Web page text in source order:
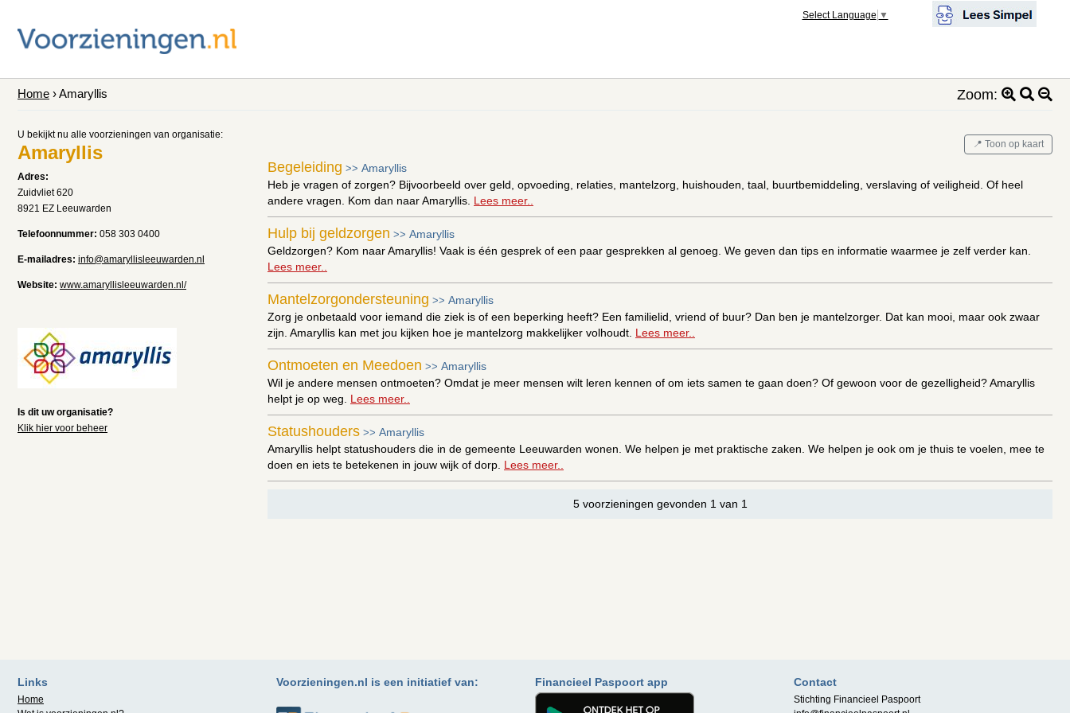
Select Language ▼
Home › Amaryllis Zoom:
U bekijkt nu alle voorzieningen van organisatie:
Amaryllis
Adres:
Zuidvliet 620
8921 EZ Leeuwarden
Telefoonnummer: 058 303 0400
E-mailadres: info@amaryllisleeuwarden.nl
Website: www.amaryllisleeuwarden.nl/
Is dit uw organisatie?
Klik hier voor beheer
📍 Toon op kaart
Begeleiding >> Amaryllis
Heb je vragen of zorgen? Bijvoorbeeld over geld, opvoeding, relaties, mantelzorg, huishouden, taal, buurtbemiddeling, verslaving of veiligheid. Of heel
andere vragen. Kom dan naar Amaryllis. Lees meer..
Hulp bij geldzorgen >> Amaryllis
Geldzorgen? Kom naar Amaryllis! Vaak is één gesprek of een paar gesprekken al genoeg. We geven dan tips en informatie waarmee je zelf verder kan.
Lees meer..
Mantelzorgondersteuning >> Amaryllis
Zorg je onbetaald voor iemand die ziek is of een beperking heeft? Een familielid, vriend of buur? Dan ben je mantelzorger. Dat kan mooi, maar ook zwaar
zijn. Amaryllis kan met jou kijken hoe je mantelzorg makkelijker volhoudt. Lees meer..
Ontmoeten en Meedoen >> Amaryllis
Wil je andere mensen ontmoeten? Omdat je meer mensen wilt leren kennen of om iets samen te gaan doen? Of gewoon voor de gezelligheid? Amaryllis
helpt je op weg. Lees meer..
Statushouders >> Amaryllis
Amaryllis helpt statushouders die in de gemeente Leeuwarden wonen. We helpen je met praktische zaken. We helpen je ook om je thuis te voelen, mee te
doen en iets te betekenen in jouw wijk of dorp. Lees meer..
5 voorzieningen gevonden 1 van 1
Links
Home
Voorzieningen.nl is een initiatief van: Financieel Paspoort app Contact
Stichting Financieel Paspoort